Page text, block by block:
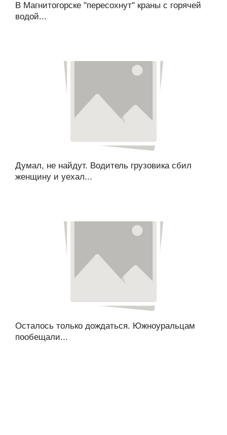
В Магнитогорске "пересохнут" краны с горячей
водой...
Думал, не найдут. Водитель грузовика сбил
женщину и уехал...
Осталось только дождаться. Южноуральцам
пообещали...